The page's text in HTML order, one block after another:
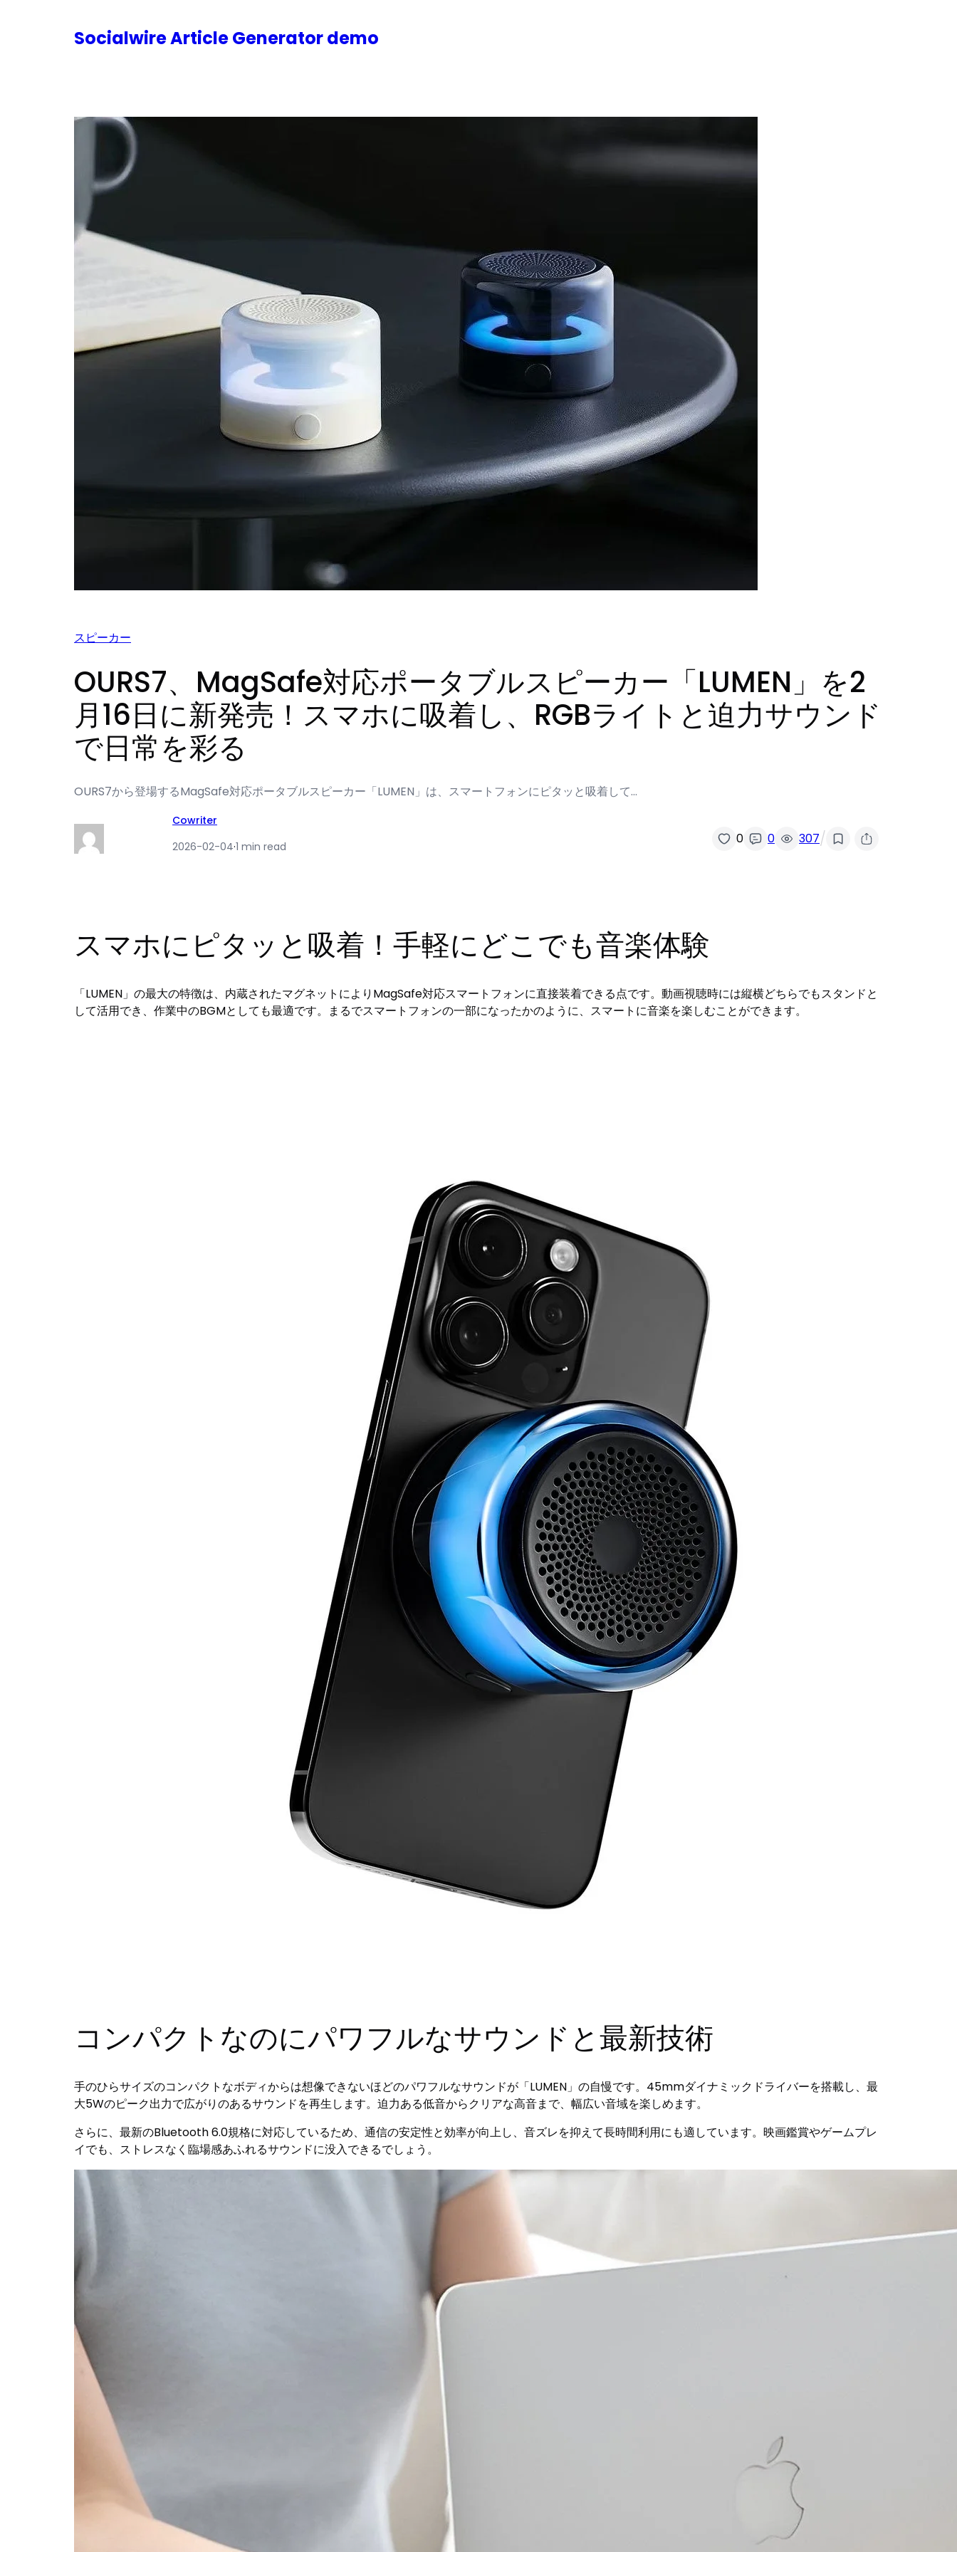
Socialwire Article Generator demo
スピーカー
OURS7、MagSafe対応ポータブルスピーカー「LUMEN」を2
月16日に新発売！スマホに吸着し、RGBライトと迫力サウンド
で日常を彩る
OURS7から登場するMagSafe対応ポータブルスピーカー「LUMEN」は、スマートフォンにピタッと吸着して…
Cowriter
2026-02-04·1 min read 0 0 307/
スマホにピタッと吸着！手軽にどこでも音楽体験
「LUMEN」の最大の特徴は、内蔵されたマグネットによりMagSafe対応スマートフォンに直接装着できる点です。動画視聴時には縦横どちらでもスタンドと
して活用でき、作業中のBGMとしても最適です。まるでスマートフォンの一部になったかのように、スマートに音楽を楽しむことができます。
コンパクトなのにパワフルなサウンドと最新技術
手のひらサイズのコンパクトなボディからは想像できないほどのパワフルなサウンドが「LUMEN」の自慢です。45mmダイナミックドライバーを搭載し、最
大5Wのピーク出力で広がりのあるサウンドを再生します。迫力ある低音からクリアな高音まで、幅広い音域を楽しめます。
さらに、最新のBluetooth 6.0規格に対応しているため、通信の安定性と効率が向上し、音ズレを抑えて長時間利用にも適しています。映画鑑賞やゲームプレ
イでも、ストレスなく臨場感あふれるサウンドに没入できるでしょう。